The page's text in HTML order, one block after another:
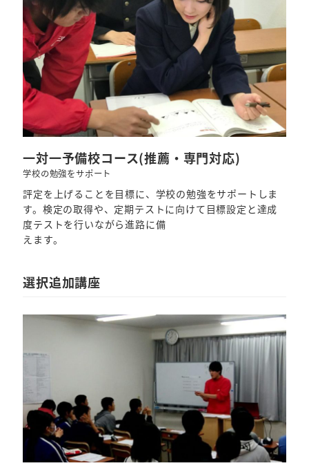
一対一予備校コース(推薦・専門対応)
学校の勉強をサポート
評定を上げることを目標に、学校の勉強をサポートしま
す。検定の取得や、定期テストに向けて目標設定と達成
度テストを行いながら進路に備
えます。
選択追加講座